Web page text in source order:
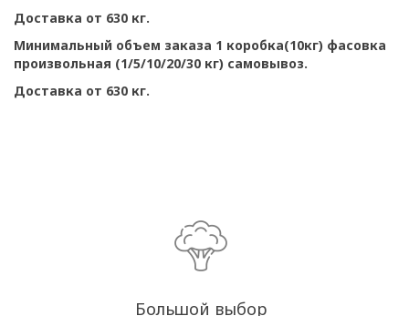
Доставка от 630 кг.
Минимальный объем заказа 1 коробка(10кг) фасовка
произвольная (1/5/10/20/30 кг) самовывоз.
Доставка от 630 кг.
Большой выбор